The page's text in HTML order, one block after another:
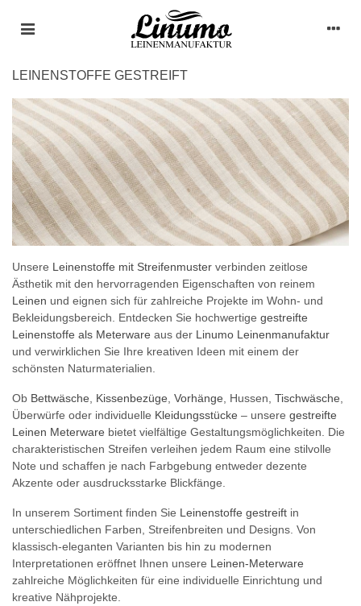
LEINENSTOFFE GESTREIFT
Unsere Leinenstoffe mit Streifenmuster verbinden zeitlose
Ästhetik mit den hervorragenden Eigenschaften von reinem
Leinen und eignen sich für zahlreiche Projekte im Wohn- und
Bekleidungsbereich. Entdecken Sie hochwertige gestreifte
Leinenstoffe als Meterware aus der Linumo Leinenmanufaktur
und verwirklichen Sie Ihre kreativen Ideen mit einem der
schönsten Naturmaterialien.
Ob Bettwäsche Kissenbezüge Vorhänge , Hussen, Tischwäsche
Überwürfe oder individuelle Kleidungsstücke – unsere gestreifte
Leinen Meterware bietet vielfältige Gestaltungsmöglichkeiten. Die
charakteristischen Streifen verleihen jedem Raum eine stilvolle
Note und schaffen je nach Farbgebung entweder dezente
Akzente oder ausdrucksstarke Blickfänge.
In unserem Sortiment finden Sie Leinenstoffe gestreift in
unterschiedlichen Farben, Streifenbreiten und Designs. Von
klassisch-eleganten Varianten bis hin zu modernen
Interpretationen eröffnet Ihnen unsere Leinen-Meterware
zahlreiche Möglichkeiten für eine individuelle Einrichtung und
kreative Nähprojekte.